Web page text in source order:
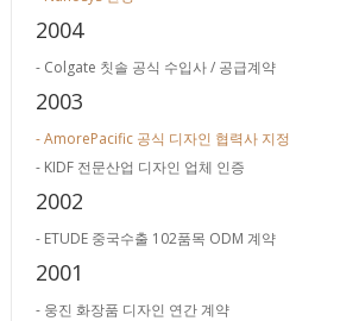
2004
- Colgate 칫솔 공식 수입사 / 공급계약
2003
- AmorePacific 공식 디자인 협력사 지정
- KIDF 전문산업 디자인 업체 인증
2002
- ETUDE 중국수출 102품목 ODM 계약
2001
- 웅진 화장품 디자인 연간 계약